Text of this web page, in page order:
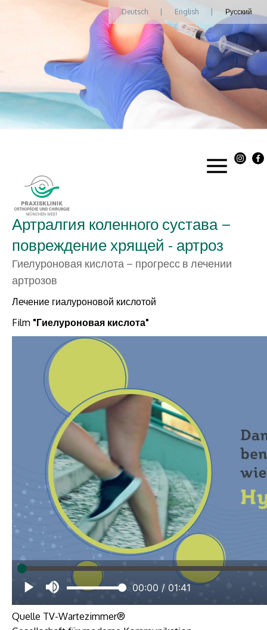
Deutsch English Русский
Артралгия коленного сустава –
повреждение хрящей - артроз
Гиелуроновая кислота – прогресс в лечении
артрозов
Лечение гиалуроновой кислотой
Film "Гиелуроновая кислота"
Quelle TV-Wartezimmer®